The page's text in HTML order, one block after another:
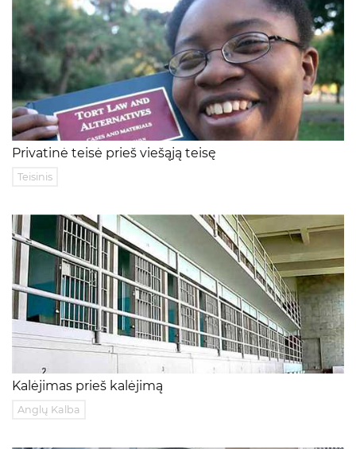
Privatinė teisė prieš viešąją teisę
Teisinis
Kalėjimas prieš kalėjimą
Anglų Kalba